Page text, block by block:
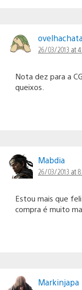
26/03/2013 at
Nota dez para a
queixos.
Mabdia
26/03/2013 at
Estou mais que
compra é muito
Markinjapa